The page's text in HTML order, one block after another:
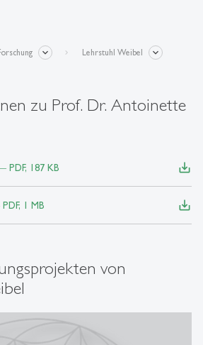
Lehrstuhl Weibel
zu Prof. Dr. Antoinette
PDF, 187 KB save_alt
1 MB save_alt
von